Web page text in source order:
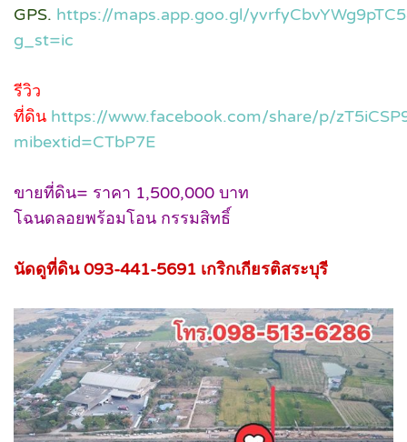
GPS. https://maps.app.goo.gl/
g_st=ic
รีวิว
ที่ดิน https://www.facebook.com/share/p/
mibextid=CTbP7E
ขายที่ดิน= ราคา 1,500,000 บาท
โฉนดลอยพร้อมโอน กรรมสิทธิ์
นัดดูที่ดิน 093-441-5691 เกริกเกียรติสระบุรี